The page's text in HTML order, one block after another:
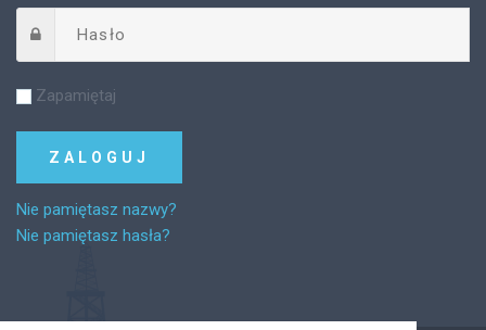
Zapamiętaj
Nie pamiętasz nazwy?
Nie pamiętasz hasła?